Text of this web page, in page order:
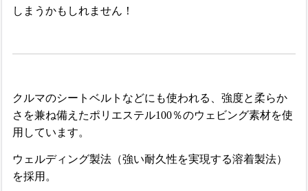
しまうかもしれません！
クルマのシートベルトなどにも使われる、強度と柔らか
さを兼ね備えたポリエステル100％のウェビング素材を使
用しています。
ウェルディング製法（強い耐久性を実現する溶着製法）
を採用。